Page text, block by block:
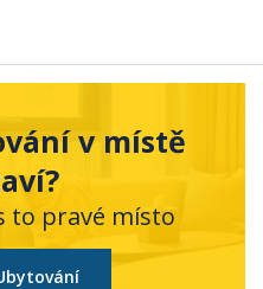
v místě
to pravé místo